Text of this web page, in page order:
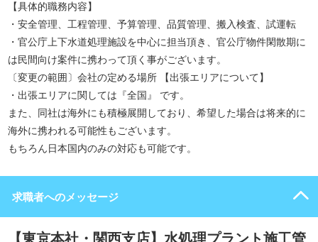
【具体的職務内容】
・安全管理、工程管理、予算管理、品質管理、搬入検査、試運転
・官公庁上下水道処理施設を中心に担当頂き、官公庁物件閑散期に
は民間向け案件に携わって頂く事がございます。
〔変更の範囲〕会社の定める場所 【出張エリアについて】
・出張エリアに関しては『全国』 です。
また、同社は海外にも積極展開しており、希望した場合は将来的に
海外に携われる可能性もございます。
もちろん日本国内のみの対応も可能です。
求職者へのメッセージ
【東京本社・関西支店】水処理プラント施工管